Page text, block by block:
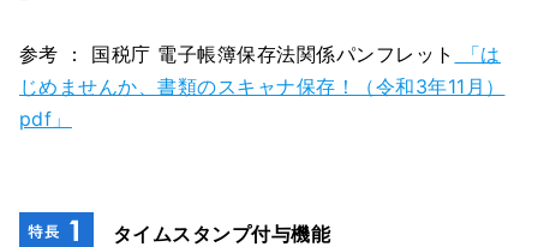
参考 ： 国税庁 電子帳簿保存法関係パンフレット
「は
じめませんか、書類のスキャナ保存！（令和3年11月）
pdf」
タイムスタンプ付与機能